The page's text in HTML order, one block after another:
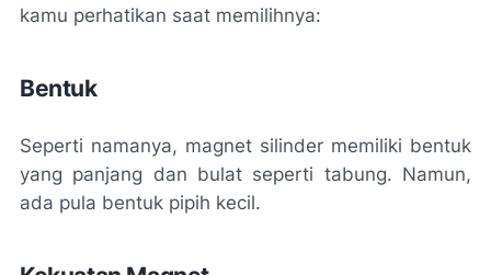
kamu perhatikan saat memilihnya:
Bentuk
Seperti namanya, magnet silinder memiliki bentuk
yang panjang dan bulat seperti tabung. Namun,
ada pula bentuk pipih kecil.